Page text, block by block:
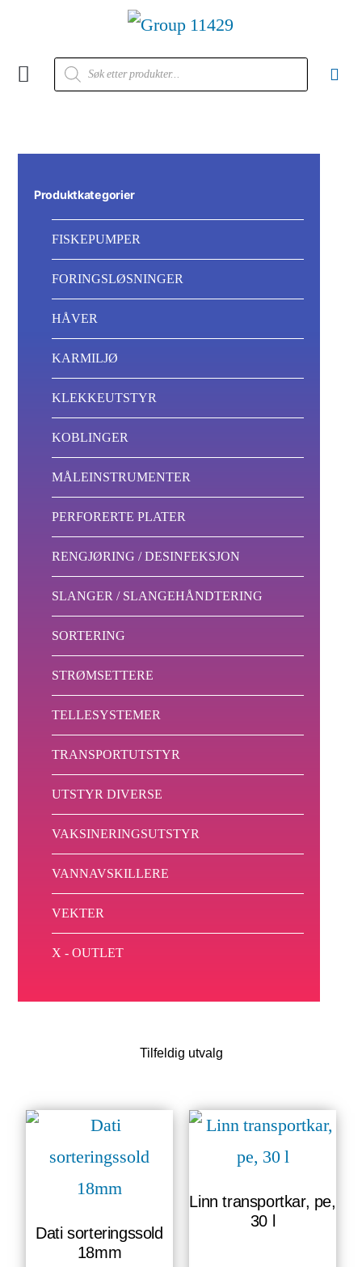
Produktkategorier
FISKEPUMPER
FORINGSLØSNINGER
HÅVER
KARMILJØ
KLEKKEUTSTYR
KOBLINGER
MÅLEINSTRUMENTER
PERFORERTE PLATER
RENGJØRING / DESINFEKSJON
SLANGER / SLANGEHÅNDTERING
SORTERING
STRØMSETTERE
TELLESYSTEMER
TRANSPORTUTSTYR
UTSTYR DIVERSE
VAKSINERINGSUTSTYR
VANNAVSKILLERE
VEKTER
X - OUTLET
Tilfeldig utvalg
Dati sorteringssold
18mm
Linn transportkar, pe,
30 l